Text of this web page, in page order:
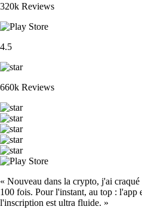
320k Reviews
4.5
660k Reviews
« Nouveau dans la crypto, j'ai
100 fois. Pour l'instant, au top : l'app
l'inscription est ultra fluide. »